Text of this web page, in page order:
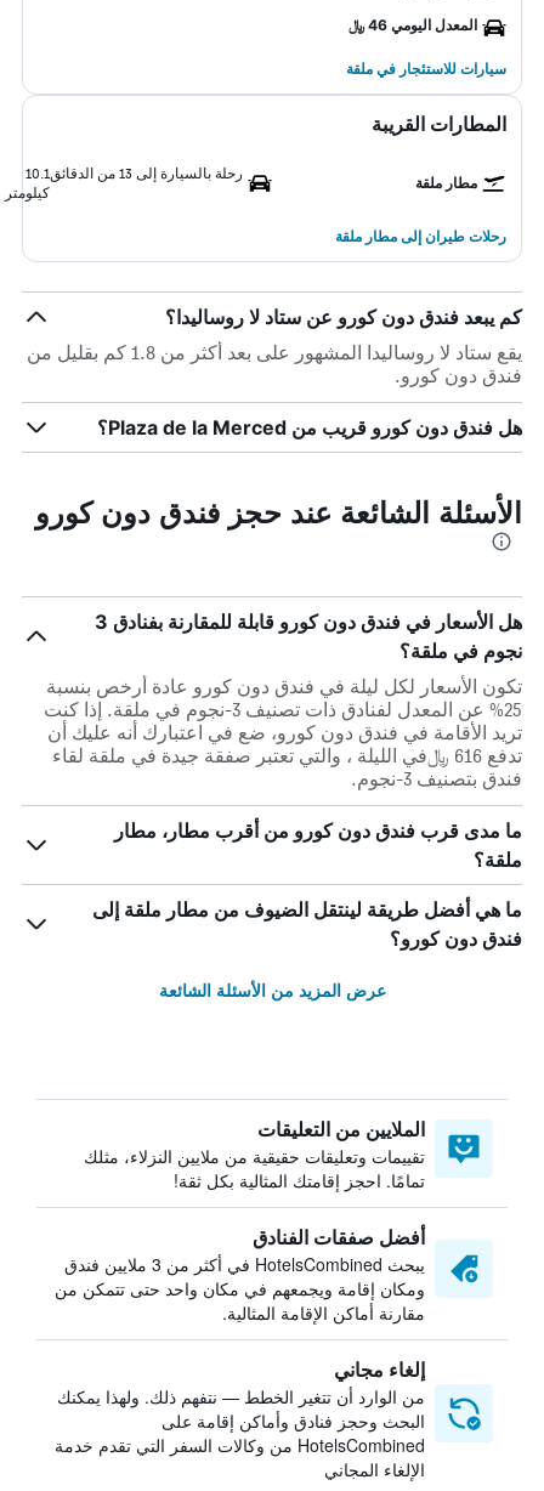
المعدل اليومي 46 ﷼
سيارات للاستئجار في ملقة
المطارات القريبة
مطار ملقة
رحلة بالسيارة إلى 13 من الدقائق
10.1
كيلومتر
رحلات طيران إلى مطار ملقة
كم يبعد فندق دون كورو عن ستاد لا روساليدا؟
يقع ستاد لا روساليدا المشهور على بعد أكثر من 1.8 كم بقليل من
فندق دون كورو.
هل فندق دون كورو قريب من Plaza de la Merced؟
الأسئلة الشائعة عند حجز فندق دون كورو
هل الأسعار في فندق دون كورو قابلة للمقارنة بفنادق 3
نجوم في ملقة؟
تكون الأسعار لكل ليلة في فندق دون كورو عادة أرخص بنسبة
25% عن المعدل لفنادق ذات تصنيف 3-نجوم في ملقة. إذا كنت
تريد الأقامة في فندق دون كورو، ضع في اعتبارك أنه عليك أن
تدفع 616 ﷼في الليلة ، والتي تعتبر صفقة جيدة في ملقة لقاء
فندق بتصنيف 3-نجوم.
ما مدى قرب فندق دون كورو من أقرب مطار، مطار
ملقة؟
ما هي أفضل طريقة لينتقل الضيوف من مطار ملقة إلى
فندق دون كورو؟
عرض المزيد من الأسئلة الشائعة
الملايين من التعليقات
تقييمات وتعليقات حقيقية من ملايين النزلاء، مثلك
تمامًا. احجز إقامتك المثالية بكل ثقة!
أفضل صفقات الفنادق
يبحث HotelsCombined في أكثر من 3 ملايين فندق
ومكان إقامة ويجمعهم في مكان واحد حتى تتمكن من
مقارنة أماكن الإقامة المثالية.
إلغاء مجاني
من الوارد أن تتغير الخطط — نتفهم ذلك. ولهذا يمكنك
البحث وحجز فنادق وأماكن إقامة على
HotelsCombined من وكالات السفر التي تقدم خدمة
الإلغاء المجاني